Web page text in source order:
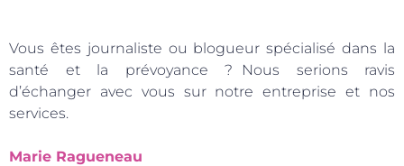
Vous êtes journaliste ou blogueur spécialisé dans la
santé et la prévoyance ? Nous serions ravis
d’échanger avec vous sur notre entreprise et nos
services.
Marie Ragueneau